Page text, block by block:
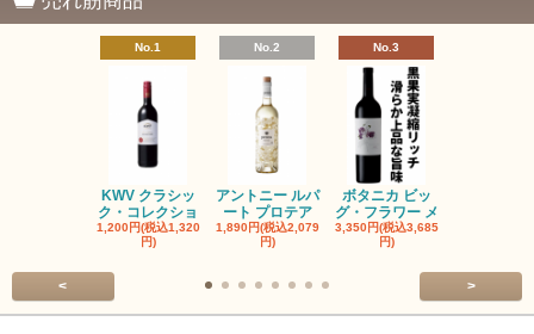
No.1
KWV クラシッ
ク・コレクショ
1,200円(税込1,320
円)
No.2
アントニー ルパ
ート プロテア
1,890円(税込2,079
円)
No.3
ボタニカ ビッ
グ・フラワー メ
3,350円(税込3,685
円)
< >